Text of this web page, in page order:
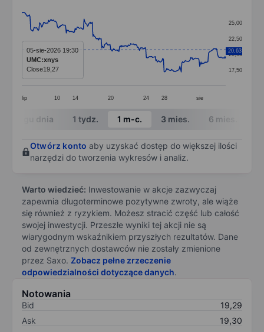
Line chart with 299 data points.
The chart has 1 X axis displaying categories.
The chart has 1 Y axis displaying values. Data
lip 10 14 20 24 28 sie
17,50
20,00
22,50
25,00
20,63
05-sie-2026 19:30
UMC:xnys
Close19,27
End of interactive chart.
W ciągu dnia 1 tydz. 1 m-c. 3 mies. 6 mies.
Otwórz konto aby uzyskać dostęp do większej ilości
narzędzi do tworzenia wykresów i analiz.
Warto wiedzieć: Inwestowanie w akcje zazwyczaj
zapewnia długoterminowe pozytywne zwroty, ale wiąże
się również z ryzykiem. Możesz stracić część lub całość
swojej inwestycji. Przeszłe wyniki tej akcji nie są
wiarygodnym wskaźnikiem przyszłych rezultatów. Dane
od zewnętrznych dostawców nie zostały zmienione
przez Saxo. Zobacz pełne zrzeczenie
odpowiedzialności dotyczące danych.
Notowania
Bid
19,29
Ask
19,30